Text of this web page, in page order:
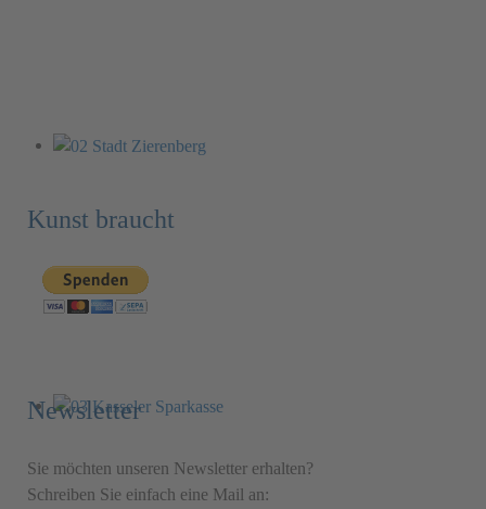
Kunst braucht
Newsletter
Sie möchten unseren Newsletter erhalten?
Schreiben Sie einfach eine Mail an: